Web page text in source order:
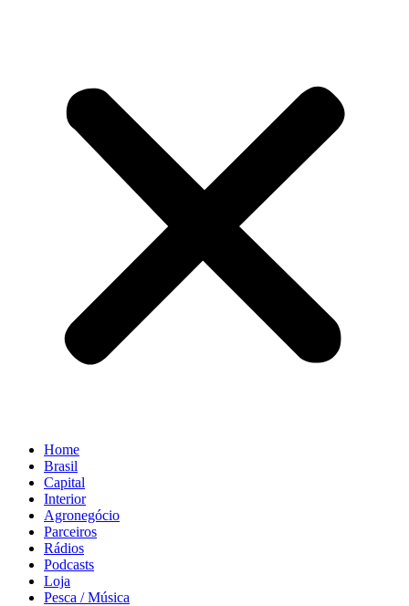
Home
Brasil
Capital
Interior
Agronegócio
Parceiros
Rádios
Podcasts
Loja
Pesca / Música